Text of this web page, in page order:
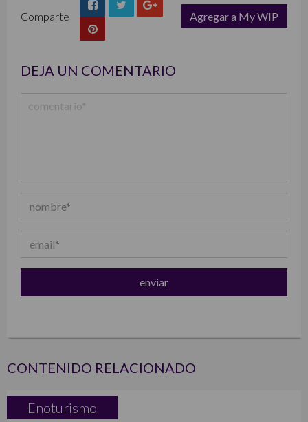
Comparte
Agregar a My WIP
DEJA UN COMENTARIO
CONTENIDO RELACIONADO
Enoturismo